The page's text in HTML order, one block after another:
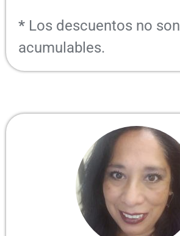
* Los descuentos no son
acumulables.